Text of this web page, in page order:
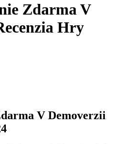
Zdarma V
Hry
V Demoverzii